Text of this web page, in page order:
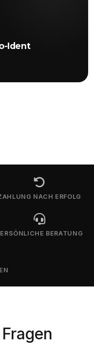
Ident
NACH ERFOLG
BERATUNG